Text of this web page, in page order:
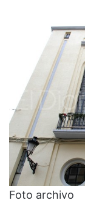
Foto archivo